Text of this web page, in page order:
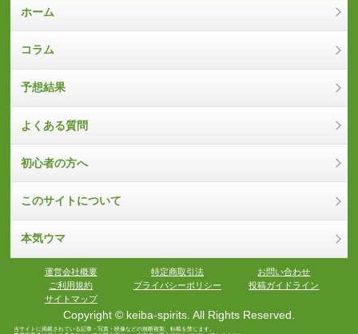
ホーム
コラム
予想結果
よくある質問
初心者の方へ
このサイトについて
本気ウマ
運営会社概要 特定商取引法
お問い合わせ
ご利用規約
プライバシーポリシー
投稿ガイドライン
サイトマップ
Copyright © keiba-spirits. All Rights Reserved.
当サイトに掲載されている記事・写真・映像などの無断複製、転載を禁じます。